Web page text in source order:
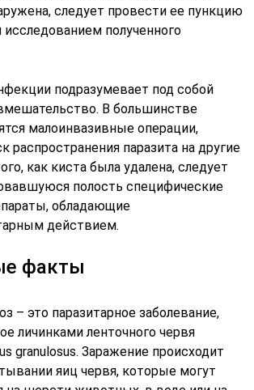
следует провести ее пункцию
полученного
подразумевает под собой
В большинстве
малоинвазивные операции,
паразита на другие
как киста была удалена, следует
полость специфические
обладающие
действием.
факты
– это паразитарное заболевание,
личинками ленточного червя
granulosus. Заражение происходит
яиц червя, которые могут